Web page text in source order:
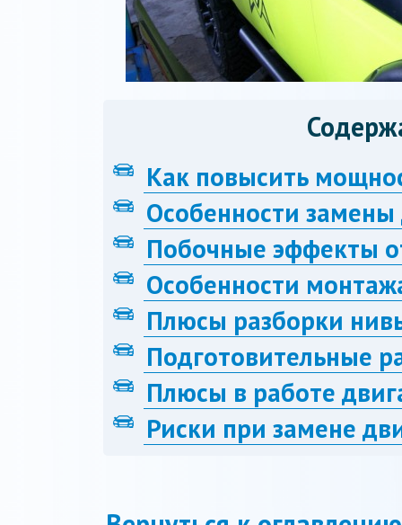
Как повысить
Особенности замены
Побочные эффекты
Особенности
Плюсы разборки
Подготовительные
Плюсы в работе
Риски при замене